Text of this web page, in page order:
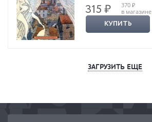
315 ₽
370 ₽
в магазине
КУПИТЬ
ЗАГРУЗИТЬ ЕЩЕ